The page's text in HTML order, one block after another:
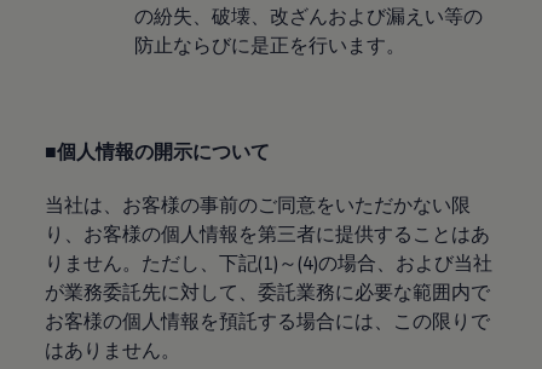
の紛失、破壊、改ざんおよび漏えい等の
防止ならびに是正を行います。
■個人情報の開示について
当社は、お客様の事前のご同意をいただかない限
り、お客様の個人情報を第三者に提供することはあ
りません。ただし、下記(1)～(4)の場合、および当社
が業務委託先に対して、委託業務に必要な範囲内で
お客様の個人情報を預託する場合には、この限りで
はありません。